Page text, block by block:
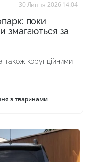
30 Липня 2026 14:04
поки
змагаються за
також корупційними
з тваринами